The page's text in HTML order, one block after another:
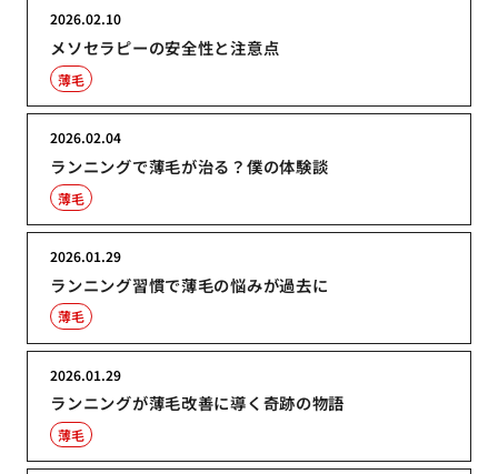
メソセラピーの安全性と注意点
2026.02.10
薄毛
ランニングで薄毛が治る？僕の体験談
2026.02.04
薄毛
ランニング習慣で薄毛の悩みが過去に
2026.01.29
薄毛
ランニングが薄毛改善に導く奇跡の物語
2026.01.29
薄毛